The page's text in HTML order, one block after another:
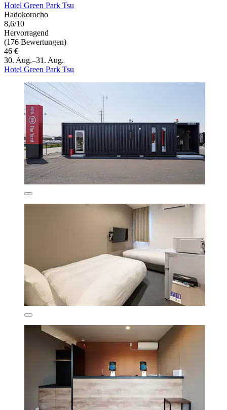
Hotel Green Park Tsu
Hadokorocho
8,6/10
Hervorragend
(176 Bewertungen)
46 €
30. Aug.–31. Aug.
Hotel Green Park Tsu